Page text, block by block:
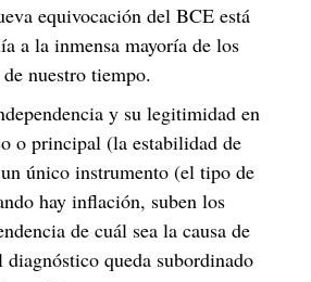
equivocación del BCE está
a la inmensa mayoría de los
nuestro tiempo.
y su legitimidad en
o principal (la estabilidad de
único instrumento (el tipo de
hay inflación, suben los
de cuál sea la causa de
queda subordinado